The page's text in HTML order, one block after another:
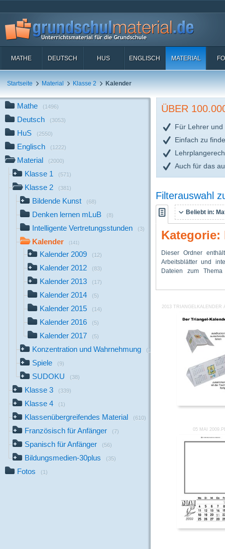
MATHE DEUTSCH HUS ENGLISCH MATERIAL
Startseite Material Klasse 2 Kalender
Mathe (1496)
Deutsch (3053)
HuS (2550)
Englisch (1222)
Material (2000)
Klasse 1 (571)
Klasse 2 (381)
Bildende Kunst (68)
Denken lernen mLuB (8)
Intelligente Vertretungsstunden (3)
Kalender (141)
Kalender 2009 (12)
Kalender 2012 (83)
Kalender 2013 (17)
Kalender 2014 (5)
Kalender 2015 (14)
Kalender 2016 (5)
Kalender 2017 (5)
Konzentration und Wahrnehmung (114)
Spiele (9)
SUDOKU (38)
Klasse 3 (339)
Klasse 4 (1)
Klassenübergreifendes Material (610)
Französisch für Anfänger (7)
Spanisch für Anfänger (56)
Bildungsmedien-30plus (35)
Fotos (1)
ÜBER
Für Lehrer und
Einfach zu
Auch für das
Filterauswahl
Beliebt in:
Kategorie:
Dieser Ordner
Arbeitsblätter und
Dateien zum Thema
Die ersten Kalender
dem Jahr 2007. Es
„Kalender 2007“
2013 TRIANGELKALENDER
05 MAI